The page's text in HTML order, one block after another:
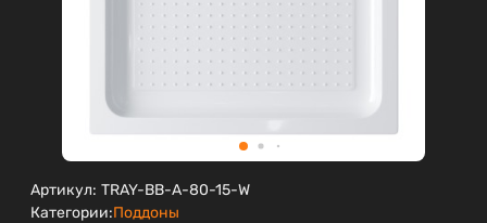
Артикул: TRAY-BB-A-80-15-W
Категории:Поддоны